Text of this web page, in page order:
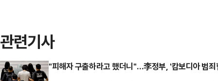
관련기사
"피해자 구출하라고 했더니"…李정부, '캄보디아 범죄